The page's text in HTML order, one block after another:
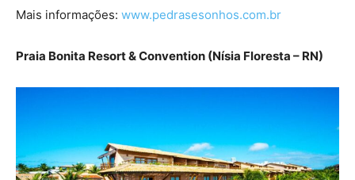
Mais informações: www.pedrasesonhos.com.br
Praia Bonita Resort & Convention (Nísia Floresta – RN)